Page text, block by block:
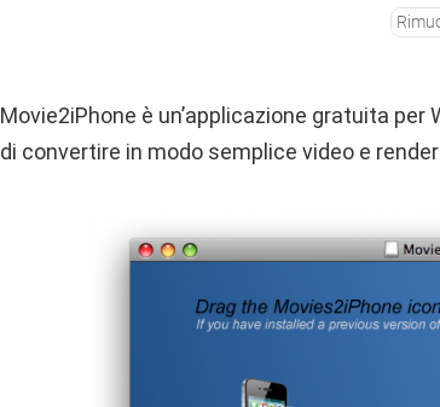
Movie2iPhone è un’applicazione gratuita per
di convertire in modo semplice video e